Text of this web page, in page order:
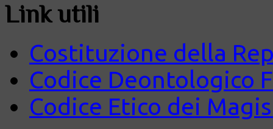
Link utili
Costituzione della
Codice Deontologico
Codice Etico dei